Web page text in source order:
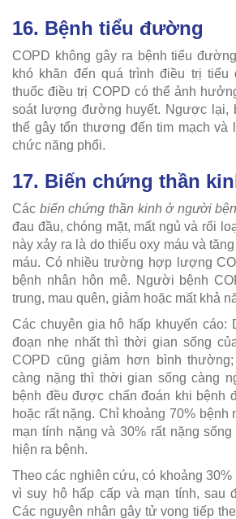
16. Bệnh tiểu đường
COPD không gây ra bệnh tiểu
khó khăn đến quá trình điều trị tiểu
thuốc điều trị COPD có thể ảnh
soát lượng đường huyết. Ngược lại,
thể gây tổn thương đến tim mạch và
chức năng phổi.
17. Biến chứng thần
Các biến chứng thần kinh ở người
đau đầu, chóng mặt, mất ngủ và rối
này xảy ra là do thiếu oxy máu và
máu. Có nhiều trường hợp lượng
bệnh nhân hôn mê. Người bệnh
trung, mau quên, giảm hoặc mất khả
Các chuyên gia hô hấp khuyến cáo:
đoạn nhẹ nhất thì thời gian sống
COPD cũng giảm hơn bình
càng nặng thì thời gian sống càng
bệnh đều được chẩn đoán khi bệnh
hoặc rất nặng. Chỉ khoảng 70% bệnh
mạn tính nặng và 30% rất nặng
hiện ra bệnh.
Theo các nghiên cứu, có khoảng
vì suy hô hấp cấp và mạn tính, sau
Các nguyên nhân gây tử vong tiếp